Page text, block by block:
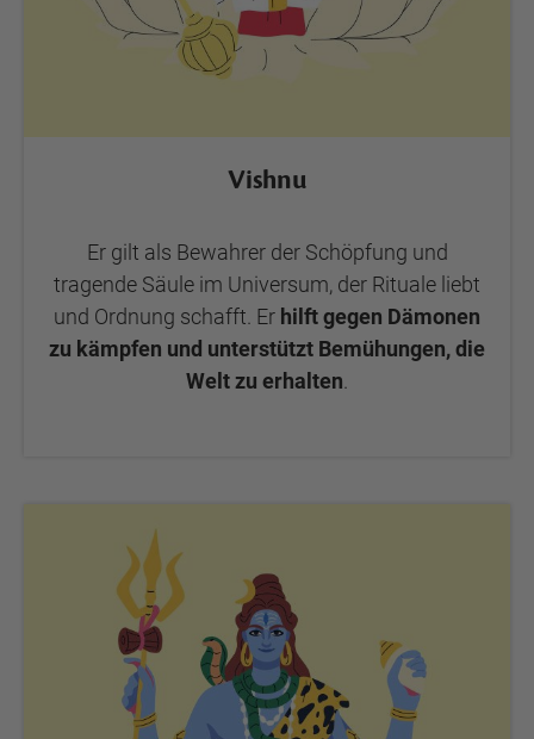
Vishnu
Er gilt als Bewahrer der Schöpfung und
tragende Säule im Universum, der Rituale liebt
und Ordnung schafft. Er hilft gegen Dämonen
zu kämpfen und unterstützt Bemühungen, die
Welt zu erhalten